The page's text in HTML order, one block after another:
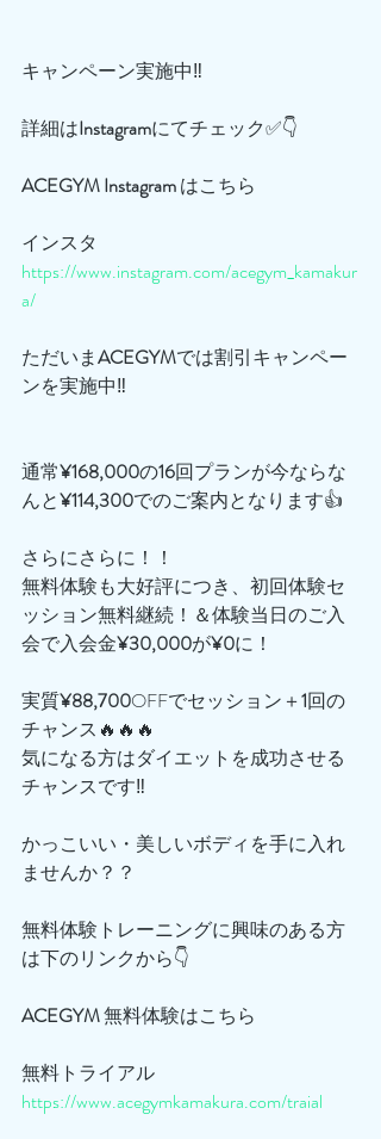
キャンペーン実施中‼️
詳細はInstagramにてチェック✅👇
ACEGYMInstagram はこちら
インスタ
https://www.instagram.com/acegym_kamakur
a/
ただいまACEGYMでは割引キャンペー
ンを実施中‼️
通常¥168,000の16回プランが今ならな
んと¥114,300でのご案内となります👍
さらにさらに！！
無料体験も大好評につき、初回体験セ
ッション無料継続！＆体験当日のご入
会で入会金¥30,000が¥0に！
実質¥88,700OFFでセッション＋1回の
チャンス🔥🔥🔥
気になる方はダイエットを成功させる
チャンスです‼️
かっこいい・美しいボディを手に入れ
ませんか？？
無料体験トレーニングに興味のある方
は下のリンクから👇
ACEGYM 無料体験はこちら
無料トライアル
https://www.acegymkamakura.com/traial